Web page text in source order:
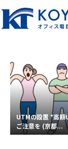
UTMの設置 *高額
ご注意を (京都...